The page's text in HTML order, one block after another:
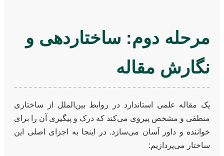
مرحله دوم: ساختاردهی و
نگارش مقاله
یک مقاله علمی استاندارد در روابط بین‌الملل از ساختاری
منطقی و مشخص پیروی می‌کند که درک و پیگیری آن را برای
خواننده و داور آسان می‌سازد. در اینجا به اجزای اصلی این
ساختار می‌پردازیم: